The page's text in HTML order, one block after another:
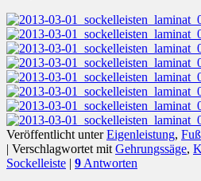
Veröffentlicht unter Eigenleistung,
| Verschlagwortet mit Gehrungssäge,
Sockelleiste | 9 Antworten